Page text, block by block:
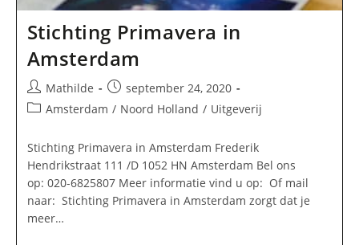
Stichting Primavera in
Amsterdam
Bericht
auteur:
Mathilde
Bericht
gepubliceerd
september 24, 2020
Berichtcategorie:
Amsterdam / Noord Holland / Uitgeverij
Stichting Primavera in Amsterdam Frederik
Hendrikstraat 111 /D 1052 HN Amsterdam Bel ons
op: 020-6825807 Meer informatie vind u op: Of mail
naar: Stichting Primavera in Amsterdam zorgt dat je
meer…